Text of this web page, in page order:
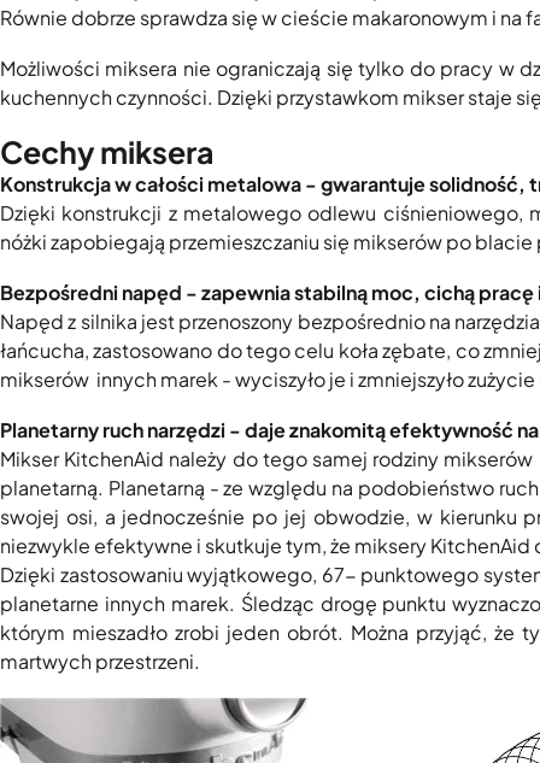
Równie dobrze sprawdza się w cieście makaronowym i na
Możliwości miksera nie ograniczają się tylko do pracy w
kuchennych czynności. Dzięki przystawkom mikser staje
Cechy miksera
Konstrukcja w całości metalowa - gwarantuje solidność,
Dzięki konstrukcji z metalowego odlewu ciśnieniowego,
nóżki zapobiegają przemieszczaniu się mikserów po
Bezpośredni napęd - zapewnia stabilną moc, cichą pracę
Napęd z silnika jest przenoszony bezpośrednio na
łańcucha, zastosowano do tego celu koła zębate, co
mikserów innych marek - wyciszyło je i zmniejszyło
Planetarny ruch narzędzi - daje znakomitą efektywność
Mikser KitchenAid należy do tego samej rodziny
planetarną. Planetarną - ze względu na podobieństwo
swojej osi, a jednocześnie po jej obwodzie, w kierunku
niezwykle efektywne i skutkuje tym, że miksery
Dzięki zastosowaniu wyjątkowego, 67- punktowego
planetarne innych marek. Śledząc drogę punktu
którym mieszadło zrobi jeden obrót. Można przyjąć, że
martwych przestrzeni.